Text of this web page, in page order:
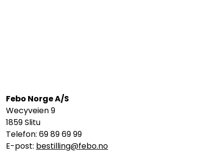
Febo Norge A/S
Wecyveien 9
1859 Slitu
Telefon: 69 89 69 99
E-post: bestilling@febo.no